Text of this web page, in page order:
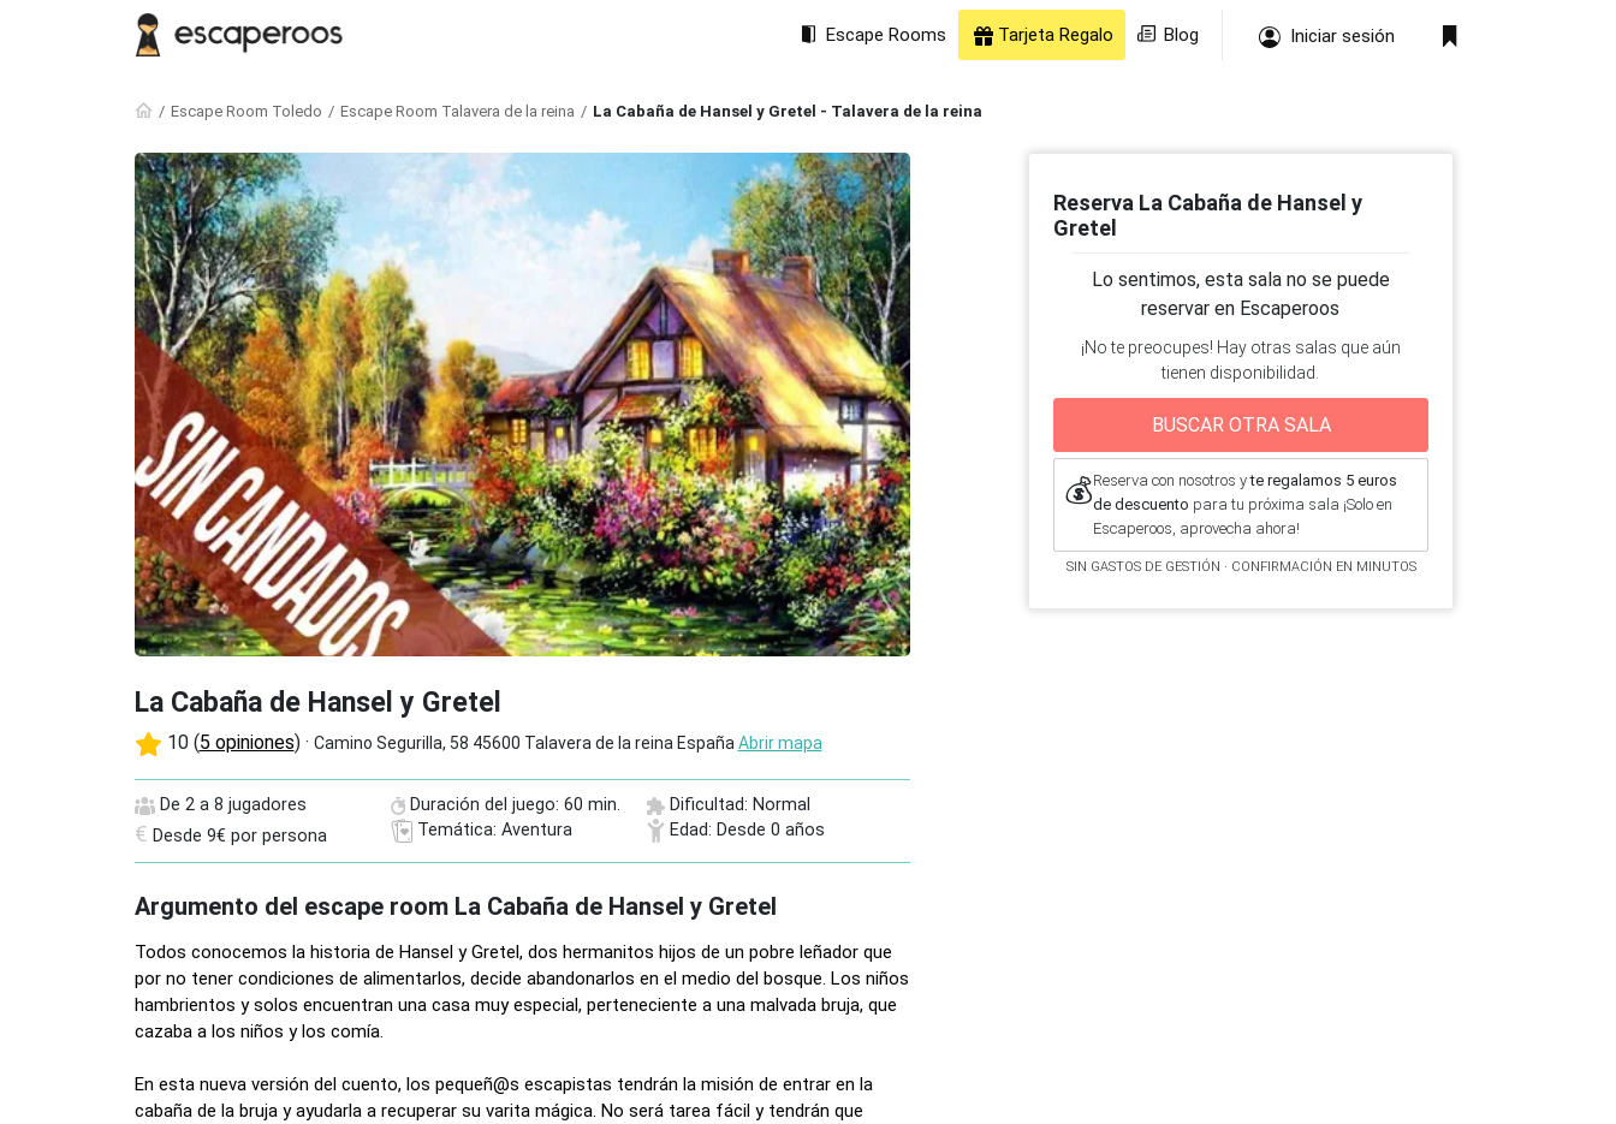
Escape Rooms Tarjeta Regalo Blog Iniciar sesión
Escape Room Toledo Escape Room Talavera de la reina La Cabaña de Hansel y Gretel - Talavera de la reina
La Cabaña de Hansel y Gretel
10 (5 opiniones) · Camino Segurilla, 58 45600 Talavera de la reina EspañaAbrir mapa
De 2 a 8 jugadores Duración del juego: 60 min. Dificultad: Normal
€ Desde 9€ por persona Temática: Aventura Edad: Desde 0 años
Argumento del escape room La Cabaña de Hansel y Gretel
Todos conocemos la historia de Hansel y Gretel, dos hermanitos hijos de un pobre leñador que
por no tener condiciones de alimentarlos, decide abandonarlos en el medio del bosque. Los niños
hambrientos y solos encuentran una casa muy especial, perteneciente a una malvada bruja, que
cazaba a los niños y los comía.
En esta nueva versión del cuento, los pequeñ@s escapistas tendrán la misión de entrar en la
cabaña de la bruja y ayudarla a recuperar su varita mágica. No será tarea fácil y tendrán que
Reserva La Cabaña de Hansel y
Gretel
Lo sentimos, esta sala no se puede
reservar en Escaperoos
¡No te preocupes! Hay otras salas que aún
tienen disponibilidad.
BUSCAR OTRA SALA
💰Reserva con nosotros yte regalamos 5 euros
de descuento para tu próxima sala ¡Solo en
Escaperoos, aprovecha ahora!
SIN GASTOS DE GESTIÓN · CONFIRMACIÓN EN MINUTOS